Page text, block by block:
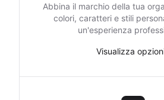
Abbina il marchio della tua
colori, caratteri e stili
un'esperienza
Visualizza